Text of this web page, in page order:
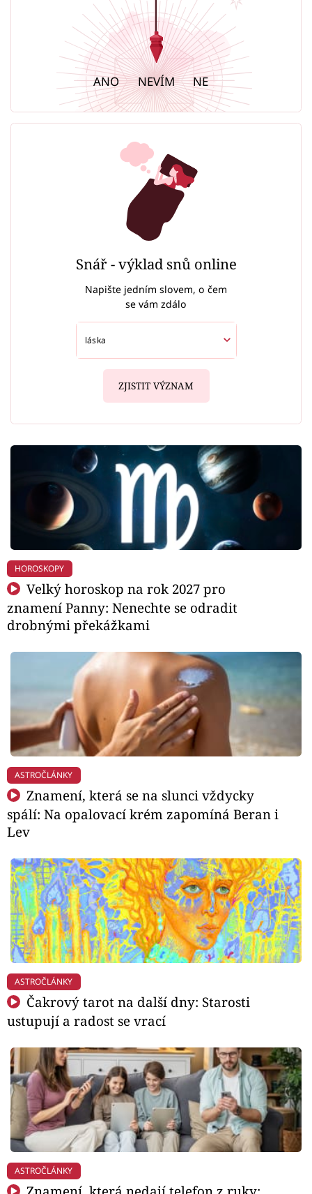
ANO NEVÍM NE
Snář - výklad snů online
Napište jedním slovem, o čem
se vám zdálo
ZJISTIT VÝZNAM
HOROSKOPY
Velký horoskop na rok 2027 pro
znamení Panny: Nenechte se odradit
drobnými překážkami
ASTROČLÁNKY
Znamení, která se na slunci vždycky
spálí: Na opalovací krém zapomíná Beran i
Lev
ASTROČLÁNKY
Čakrový tarot na další dny: Starosti
ustupují a radost se vrací
ASTROČLÁNKY